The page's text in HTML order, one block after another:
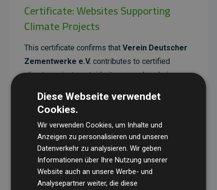
Certificate: Websites Supporting
Climate Projects
This certificate confirms that Verein Deutscher
Zementwerke e.V. contributes to certified
climate projects outside its own value chain.
These projects have a documented CO₂-reducing
effect that, on average, corresponds to twice the
estimated emissions of the website.
All supported projects are verified through
Standard, ensuring high quality, real climate
You can read more about the specific projects
Diese Webseite verwendet
Cookies.
Wir verwenden Cookies, um Inhalte und
Anzeigen zu personalisieren und unseren
Datenverkehr zu analysieren. Wir geben
Informationen über Ihre Nutzung unserer
Website auch an unsere Werbe- und
Analysepartner weiter, die diese